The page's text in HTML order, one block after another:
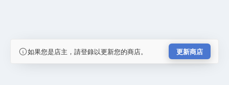
如果您是店主，請登錄以更新您的商店。 更新商店